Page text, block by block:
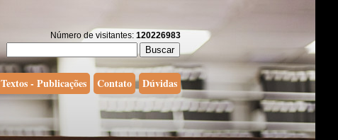
Número de visitantes: 120226983
Textos - Publicações Contato Dúvidas